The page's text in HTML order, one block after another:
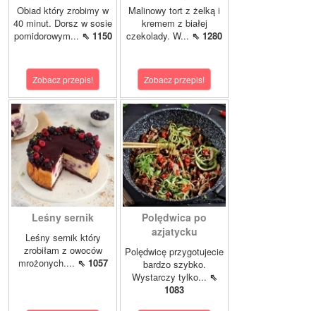
Obiad który zrobimy w
40 minut. Dorsz w sosie
pomidorowym... ⇖ 1150
Zobacz przepis!
Malinowy tort z żelką i
kremem z białej
czekolady. W... ⇖ 1280
Zobacz przepis!
Leśny sernik
Leśny sernik który
zrobiłam z owoców
mrożonych.... ⇖ 1057
Polędwica po
azjatycku
Polędwicę przygotujecie
bardzo szybko.
Wystarczy tylko... ⇖
1083